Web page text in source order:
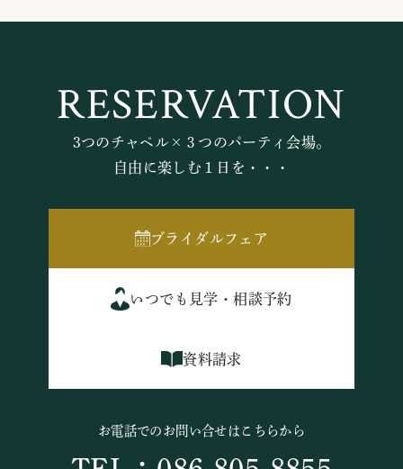
RESERVATION
3つのチャペル×３つのパーティ会場。
自由に楽しむ１日を・・・
ブライダルフェア
いつでも見学・相談予約
資料請求
お電話でのお問い合せはこちらから